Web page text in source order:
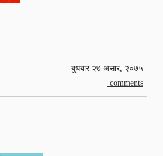
बुधबार २७ असार, २०७५
comments